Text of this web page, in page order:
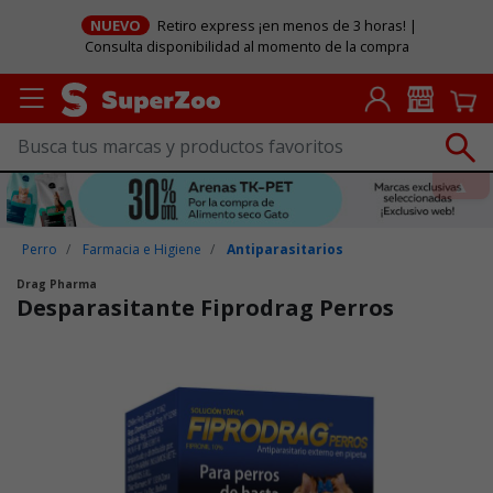
NUEVO
Retiro express ¡en menos de 3 horas! |
Consulta disponibilidad al momento de la compra
Perro Farmacia e Higiene Antiparasitarios
Drag Pharma
Desparasitante Fiprodrag Perros